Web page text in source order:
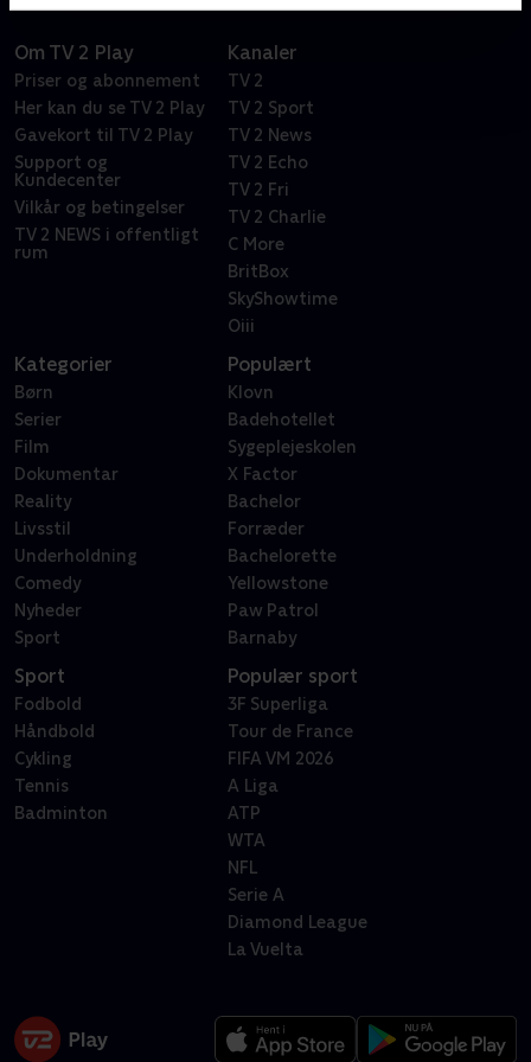
Om TV 2 Play
Priser og abonnement
Her kan du se TV 2 Play
Gavekort til TV 2 Play
Support og
Kundecenter
Vilkår og betingelser
TV 2 NEWS i offentligt
rum
Kanaler
TV 2
TV 2 Sport
TV 2 News
TV 2 Echo
TV 2 Fri
TV 2 Charlie
C More
BritBox
SkyShowtime
Oiii
Kategorier
Børn
Serier
Film
Dokumentar
Reality
Livsstil
Underholdning
Comedy
Nyheder
Sport
Populært
Klovn
Badehotellet
Sygeplejeskolen
X Factor
Bachelor
Forræder
Bachelorette
Yellowstone
Paw Patrol
Barnaby
Sport
Fodbold
Håndbold
Cykling
Tennis
Badminton
Populær sport
3F Superliga
Tour de France
FIFA VM 2026
A Liga
ATP
WTA
NFL
Serie A
Diamond League
La Vuelta